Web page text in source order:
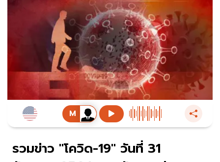
รวมข่าว "โควิด-19" วันที่ 31